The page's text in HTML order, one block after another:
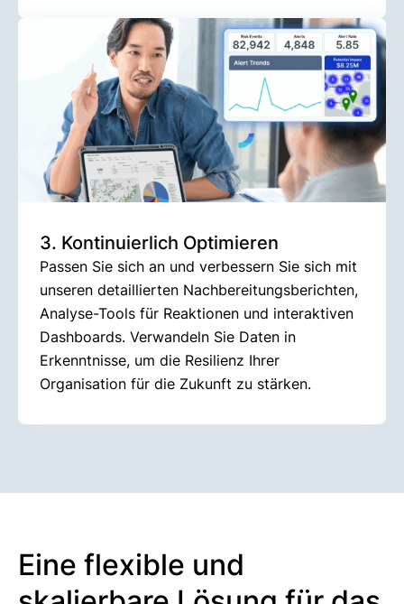
3. Kontinuierlich Optimieren
Passen Sie sich an und verbessern Sie sich mit
unseren detaillierten Nachbereitungsberichten,
Analyse-Tools für Reaktionen und interaktiven
Dashboards. Verwandeln Sie Daten in
Erkenntnisse, um die Resilienz Ihrer
Organisation für die Zukunft zu stärken.
Eine flexible und